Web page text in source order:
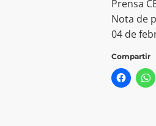
Prensa
Nota de
04 de
Compartir